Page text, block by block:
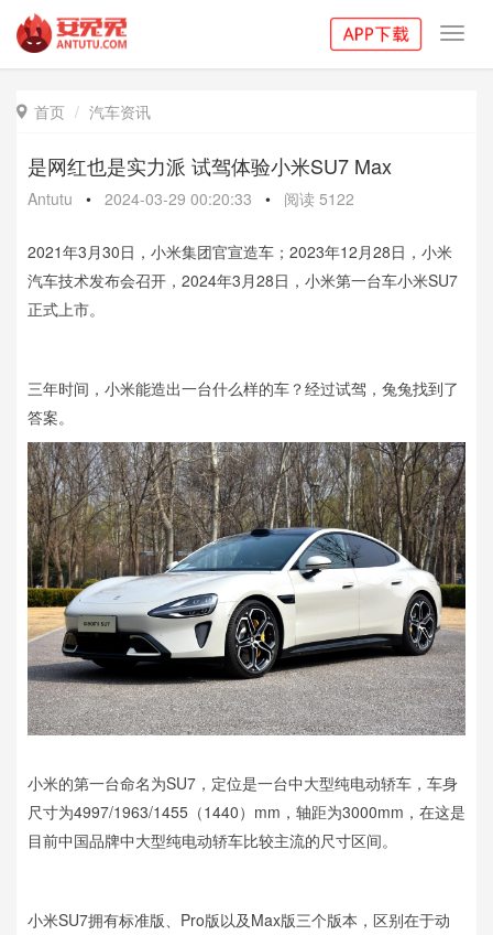
 首页 汽车资讯
是网红也是实力派 试驾体验小米SU7 Max
Antutu • 2024-03-29 00:20:33 • 阅读 5122
2021年3月30日，小米集团官宣造车；2023年12月28日，小米
汽车技术发布会召开，2024年3月28日，小米第一台车小米SU7
正式上市。
三年时间，小米能造出一台什么样的车？经过试驾，兔兔找到了
答案。
小米的第一台命名为SU7，定位是一台中大型纯电动轿车，车身
尺寸为4997/1963/1455（1440）mm，轴距为3000mm，在这是
目前中国品牌中大型纯电动轿车比较主流的尺寸区间。
小米SU7拥有标准版、Pro版以及Max版三个版本，区别在于动